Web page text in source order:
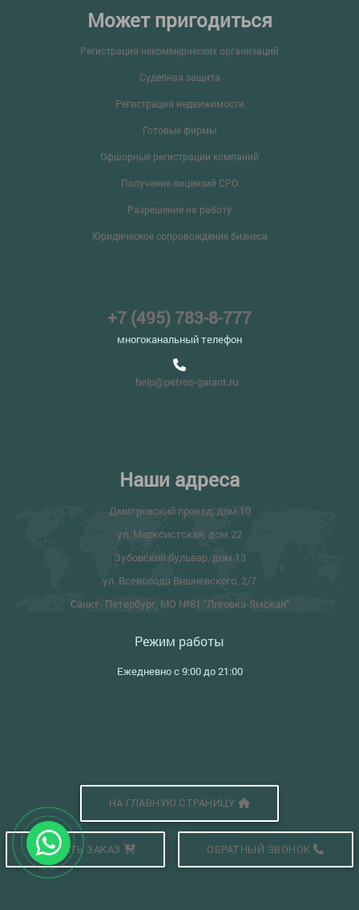
Может пригодиться
Регистрация некоммерческих организаций
Судебная защита
Регистрация недвижимости
Готовые фирмы
Офшорные регистрации компаний
Получение лицензий СРО
Разрешение на работу
Юридическое сопровождение бизнеса
+7 (495) 783-8-777
многоканальный телефон
help@petros-garant.ru
Наши адреса
Дмитровский проезд, дом 10
ул. Марксистская, дом 22
Зубовский бульвар, дом 13
ул. Всеволода Вишневского, 2/7
Санкт- Петербург, МО №81 "Лиговка-Ямская"
Режим работы
Ежедневно с 9:00 до 21:00
НА ГЛАВНУЮ СТРАНИЦУ
СДЕЛАТЬ ЗАКАЗ ОБРАТНЫЙ ЗВОНОК